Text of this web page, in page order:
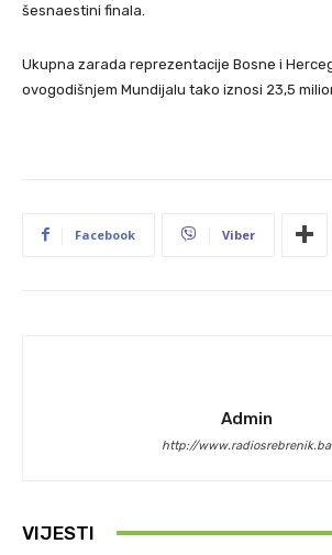
šesnaestini finala.
Ukupna zarada reprezentacije Bosne i
ovogodišnjem Mundijalu tako iznosi 23,5
Facebook Viber
Admin
http://www.radiosrebrenik.ba
VIJESTI